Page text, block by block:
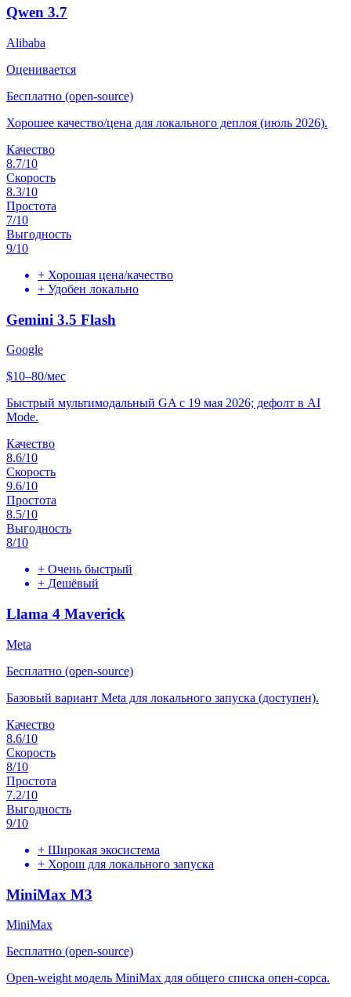
Qwen 3.7
Alibaba
Оценивается
Бесплатно (open-source)
Хорошее качество/цена для локального деплоя (июль 2026).
Качество
8.7/10
Скорость
8.3/10
Простота
7/10
Выгодность
9/10
+ Хорошая цена/качество
+ Удобен локально
Gemini 3.5 Flash
Google
$10–80/мес
Быстрый мультимодальный GA с 19 мая 2026; дефолт в AI
Mode.
Качество
8.6/10
Скорость
9.6/10
Простота
8.5/10
Выгодность
8/10
+ Очень быстрый
+ Дешёвый
Llama 4 Maverick
Meta
Бесплатно (open-source)
Базовый вариант Meta для локального запуска (доступен).
Качество
8.6/10
Скорость
8/10
Простота
7.2/10
Выгодность
9/10
+ Широкая экосистема
+ Хорош для локального запуска
MiniMax M3
MiniMax
Бесплатно (open-source)
Open-weight модель MiniMax для общего списка опен-сорса.